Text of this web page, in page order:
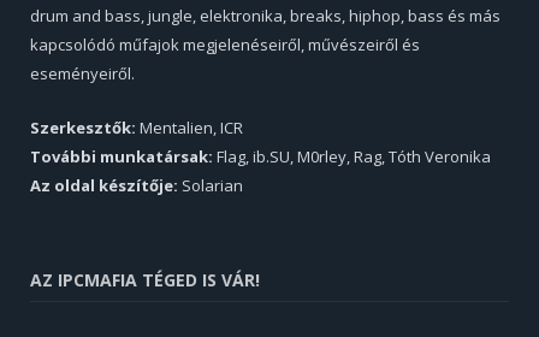
drum and bass, jungle, elektronika, breaks, hiphop, bass és más
kapcsolódó műfajok megjelenéseiről, művészeiről és
eseményeiről.
Szerkesztők: Mentalien, ICR
További munkatársak: Flag, ib.SU, M0rley, Rag, Tóth Veronika
Az oldal készítője: Solarian
AZ IPCMAFIA TÉGED IS VÁR!